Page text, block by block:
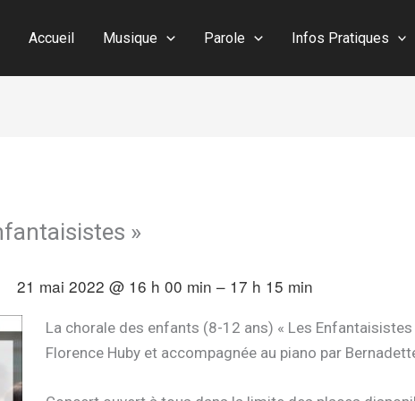
Accueil Musique Parole Infos Pratiques
»
21 mai 2022 @ 16 h 00 min – 17 h 15 min
La chorale des enfants (8-12 ans) « Les
Florence Huby et accompagnée au piano par